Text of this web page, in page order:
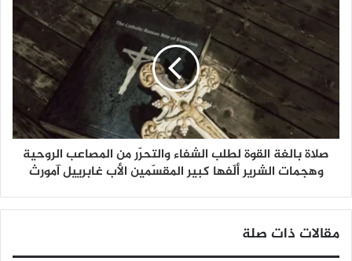
صلاة بالغة القوة لطلب الشفاء والتحرّر من المصاعب الروحية
وهجمات الشرير ألّفها كبير المقسّمين الأب غابرييل آمورث
مقالات ذات صلة